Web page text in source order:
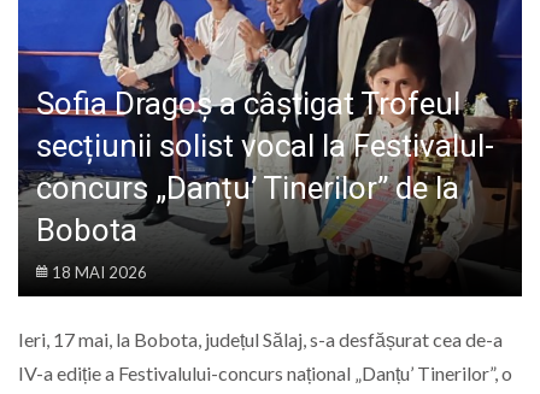
POLITIC
LIFE
Sofia Dragoș a câștigat Trofeul
secțiunii solist vocal la Festivalul-
concurs „Danțu’ Tinerilor” de la
Bobota
18 MAI 2026
Ieri, 17 mai, la Bobota, județul Sălaj, s-a desfășurat cea de-a
IV-a ediție a Festivalului-concurs național „Danțu’ Tinerilor”, o